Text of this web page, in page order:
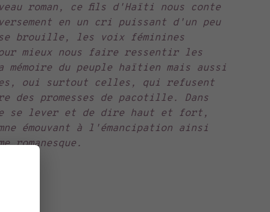
roman, ce fils d'Haïti nous conte
en un cri puissant d'un peu
se brouille, les voix féminines
mieux nous faire ressentir les
du peuple haïtien mais aussi
oui surtout celles, qui refusent
promesses de pacotille. Dans
se lever et de dire haut et fort,
émouvant à l'émancipation ainsi
romanesque.